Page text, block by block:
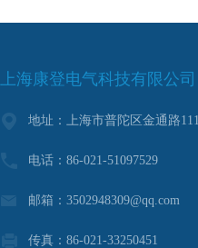
上海康登电气科技有限公司
地址：上海市普陀区金通路
电话：86-021-51097529
邮箱：3502948309@qq.com
传真：86-021-33250451